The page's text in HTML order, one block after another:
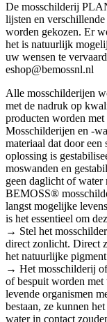
De mosschilderij
lijsten en
worden gekozen. Er
het is natuurlijk
uw wensen te
eshop@bemossnl.nl
Alle mosschilderijen
met de nadruk op
producten worden
Mosschilderijen en -
materiaal dat door een
oplossing is
moswanden en
geen daglicht of water
BEMOSS®
langst mogelijke
is het essentieel om
→ Stel het
direct zonlicht. Direct
het natuurlijke
→ Het mosschilderij
of bespuit worden met
levende organismen
bestaan, ze kunnen
water in contact